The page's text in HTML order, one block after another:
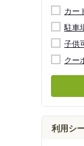
カー
駐車
子供
クー
利用シ